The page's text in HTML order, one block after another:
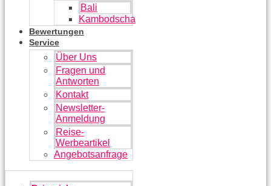
Bali
Kambodscha
Bewertungen
Service
Über Uns
Fragen und
Antworten
Kontakt
Newsletter-
Anmeldung
Reise-
Werbeartikel
Angebotsanfrage